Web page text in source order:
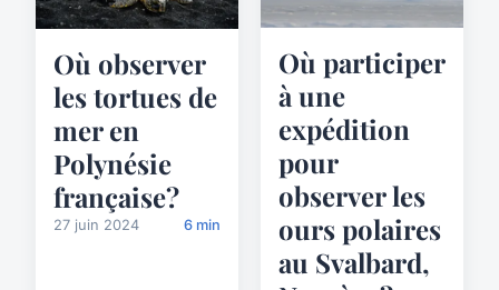
Où observer
les tortues de
mer en
Polynésie
française?
27 juin 2024 6 min
Où participer
à une
expédition
pour
observer les
ours polaires
au Svalbard,